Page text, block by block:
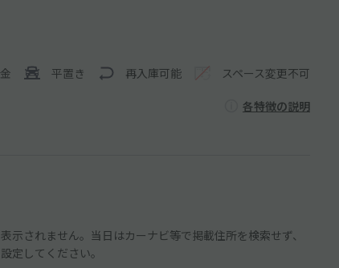
平置き 再入庫可能 スペース変更不可
各特徴の説明
されません。当日はカーナビ等で掲載住所を検索せず、
定してください。